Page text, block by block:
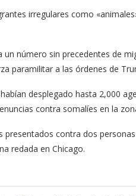
irregulares como
un número sin precedentes de
paramilitar a las órdenes de
desplegado hasta 2,000
contra somalíes en la
contra dos
redada en Chicago.